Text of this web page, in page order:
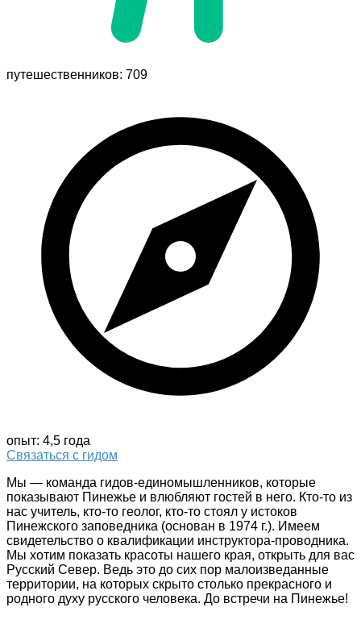
путешественников: 709
опыт: 4,5 года
Связаться с гидом
Мы — команда гидов-единомышленников, которые
показывают Пинежье и влюбляют гостей в него. Кто-то из
нас учитель, кто-то геолог, кто-то стоял у истоков
Пинежского заповедника (основан в 1974 г.). Имеем
свидетельство о квалификации инструктора-проводника.
Мы хотим показать красоты нашего края, открыть для вас
Русский Север. Ведь это до сих пор малоизведанные
территории, на которых скрыто столько прекрасного и
родного духу русского человека. До встречи на Пинежье!